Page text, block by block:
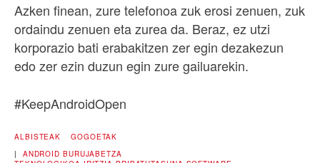
Azken finean, zure telefonoa zuk erosi zenuen, zuk
ordaindu zenuen eta zurea da. Beraz, ez utzi
korporazio bati erabakitzen zer egin dezakezun
edo zer ezin duzun egin zure gailuarekin.
#KeepAndroidOpen
ALBISTEAK
GOGOETAK
| ANDROID BURUJABETZA